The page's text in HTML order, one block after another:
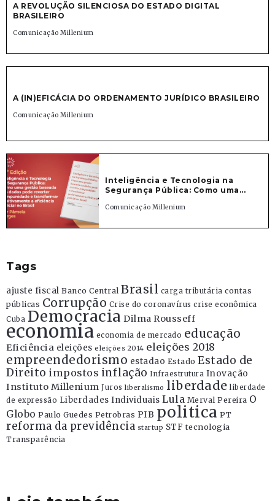
A REVOLUÇÃO SILENCIOSA DO ESTADO DIGITAL
BRASILEIRO
Comunicação Millenium
A (IN)EFICÁCIA DO ORDENAMENTO JURÍDICO BRASILEIRO
Comunicação Millenium
Inteligência e Tecnologia na
Segurança Pública: Como uma...
Comunicação Millenium
Tags
ajuste fiscal Banco Central Brasil carga tributária contas
públicas Corrupção Crise do coronavírus crise econômica
Cuba Democracia Dilma Rousseff
economia economia de mercado educação
Eficiência eleições eleições 2014 eleições 2018
empreendedorismo estadao Estado Estado de
Direito impostos inflação Infraestrutura Inovação
Instituto Millenium Juros liberalismo liberdade liberdade
de expressão Liberdades Individuais Lula Merval Pereira O
Globo Paulo Guedes Petrobras PIB politica PT
reforma da previdência startup STF tecnologia
Transparência